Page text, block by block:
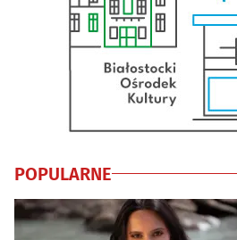
POPULARNE